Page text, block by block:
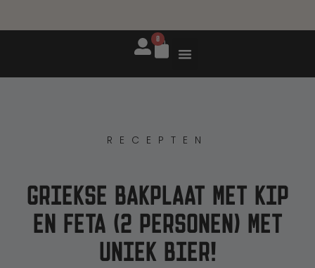
Best beoordeelde
0
RECEPTEN
GRIEKSE BAKPLAAT MET KIP
EN FETA (2 PERSONEN) MET
UNIEK BIER!